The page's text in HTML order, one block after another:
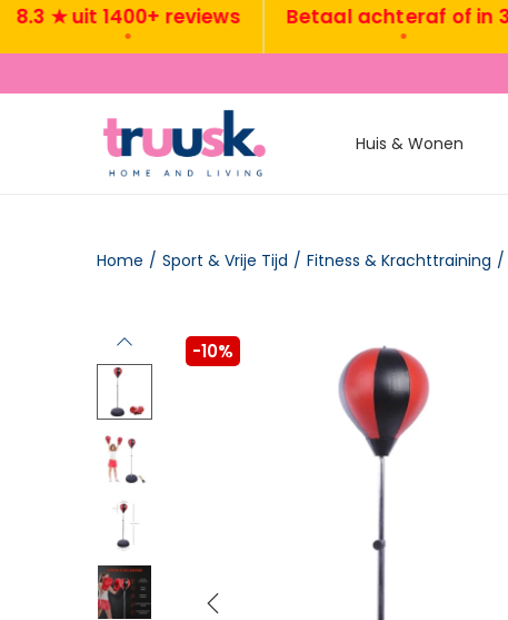
★ uit 1400+ reviews Betaal achteraf of in 3x
Huis & Wonen
Home / Sport & Vrije Tijd / Fitness & Krachttraining /
-10%